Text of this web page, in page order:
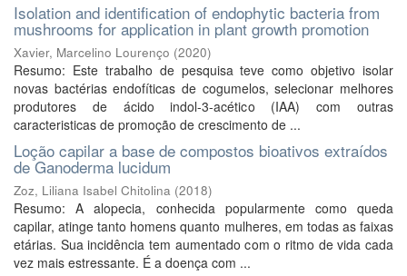
Isolation and identification of endophytic bacteria from
mushrooms for application in plant growth promotion
Xavier, Marcelino Lourenço (2020)
Resumo: Este trabalho de pesquisa teve como objetivo isolar
novas bactérias endofíticas de cogumelos, selecionar melhores
produtores de ácido indol-3-acético (IAA) com outras
caracteristicas de promoção de crescimento de ...
Loção capilar a base de compostos bioativos extraídos
de Ganoderma lucidum
Zoz, Liliana Isabel Chitolina (2018)
Resumo: A alopecia, conhecida popularmente como queda
capilar, atinge tanto homens quanto mulheres, em todas as faixas
etárias. Sua incidência tem aumentado com o ritmo de vida cada
vez mais estressante. É a doença com ...